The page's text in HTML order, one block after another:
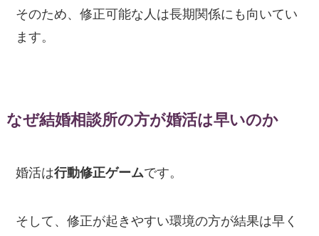
そのため、修正可能な人は長期関係にも向いてい
ます。
なぜ結婚相談所の方が婚活は早いのか
婚活は行動修正ゲームです。
そして、修正が起きやすい環境の方が結果は早く